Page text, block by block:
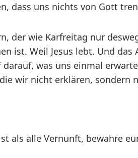
dass uns nichts von Gott
der wie Karfreitag nur
ist. Weil Jesus lebt. Und das
was uns einmal
wir nicht erklären, sondern
als alle Vernunft, bewahre